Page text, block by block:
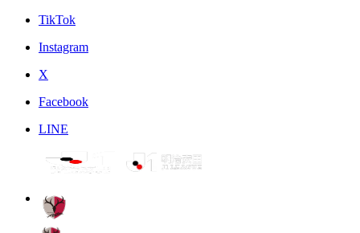
TikTok
Instagram
X
Facebook
LINE